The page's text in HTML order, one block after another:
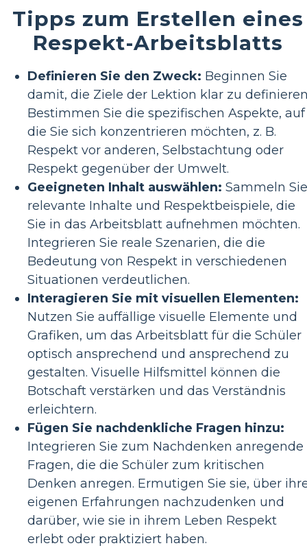
Tipps zum Erstellen eines
Respekt-Arbeitsblatts
Definieren Sie den Zweck: Beginnen Sie
damit, die Ziele der Lektion klar zu
Bestimmen Sie die spezifischen Aspekte, auf
die Sie sich konzentrieren möchten, z. B.
Respekt vor anderen, Selbstachtung oder
Respekt gegenüber der Umwelt.
Geeigneten Inhalt auswählen: Sammeln Sie
relevante Inhalte und Respektbeispiele, die
Sie in das Arbeitsblatt aufnehmen möchten.
Integrieren Sie reale Szenarien, die die
Bedeutung von Respekt in verschiedenen
Situationen verdeutlichen.
Interagieren Sie mit visuellen Elementen:
Nutzen Sie auffällige visuelle Elemente und
Grafiken, um das Arbeitsblatt für die Schüler
optisch ansprechend und ansprechend zu
gestalten. Visuelle Hilfsmittel können die
Botschaft verstärken und das Verständnis
erleichtern.
Fügen Sie nachdenkliche Fragen hinzu:
Integrieren Sie zum Nachdenken anregende
Fragen, die die Schüler zum kritischen
Denken anregen. Ermutigen Sie sie, über
eigenen Erfahrungen nachzudenken und
darüber, wie sie in ihrem Leben Respekt
erlebt oder praktiziert haben.